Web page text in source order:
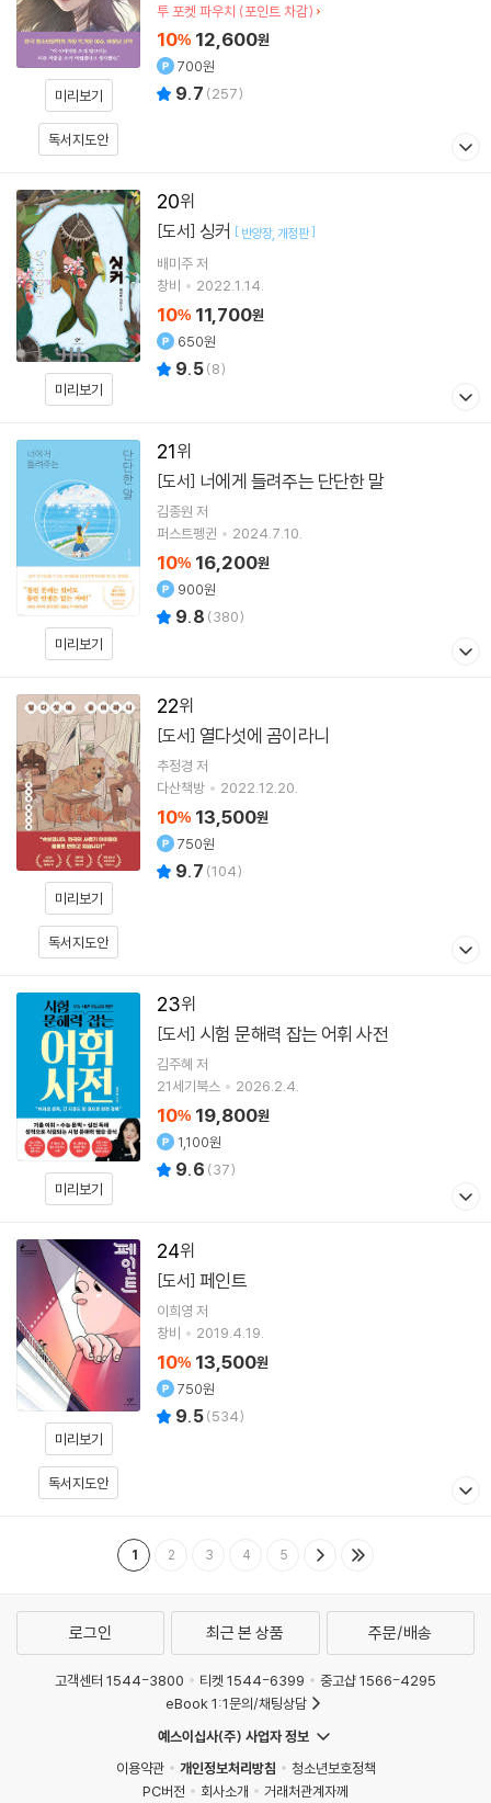
미리보기
독서지도안
투 포켓 파우치 (포인트 차감)
10% 12,600원
700원
9.7 (257)
20
미리보기
[도서] 싱커 [ 반양장 개정판]
배미주저
창비
2022.1.14.
10% 11,700원
650원
9.5(8)
21
미리보기
[도서] 너에게 들려주는 단단한 말
김종원 저
퍼스트펭귄
2024.7.10.
10% 16,200원
900원
9.8 (380)
22
미리보기
독서지도안
[도서] 열다섯에 곰이라니
추정경 저
다산책방
2022.12.20.
10% 13,500원
750원
9.7 (104)
23
미리보기
[도서] 시험 문해력 잡는 어휘 사전
김주혜 저
21세기북스
2026.2.4.
10% 19,800원
1,100원
9.6 (37)
24
미리보기
독서지도안
[도서] 페인트
이희영 저
창비
2019.4.19.
10% 13,500원
750원
9.5(534)
1 2 3 4 5
로그인 최근 본 상품 주문/배송
고객센터 1544-3800 티켓 1544-6399
중고샵 1566-4295
eBook 1:1문의/채팅상담
예스이십사(주) 사업자 정보
이용약관
개인정보처리방침
청소년보호정책
PC버전
회사소개 거래처관계자께